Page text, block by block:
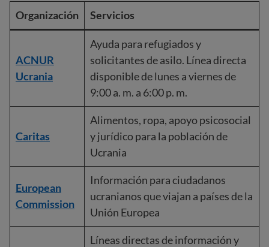
Organización Servicios
ACNUR
Ucrania
Ayuda para refugiados y
solicitantes de asilo. Línea directa
disponible de lunes a viernes de
9:00 a. m. a 6:00 p. m.
Caritas
Alimentos, ropa, apoyo psicosocial
y jurídico para la población de
Ucrania
European
Commission
Información para ciudadanos
ucranianos que viajan a países de la
Unión Europea
Líneas directas de información y